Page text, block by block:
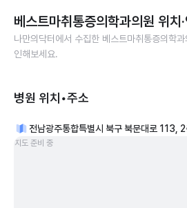
베스트마취통증의학과의원 위치
나만의닥터에서 수집한 베스트마취통증의학과
인해보세요.
병원 위치•주소
전남광주통합특별시 북구 북문대로 113,
지도 준비 중